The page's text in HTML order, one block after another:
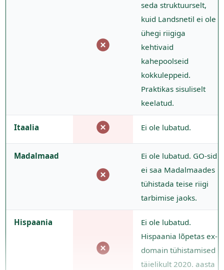
seda struktuurselt,
kuid Landsnetil ei ole
ühegi riigiga
kehtivaid
kahepoolseid
kokkuleppeid.
Praktikas sisuliselt
keelatud.
Itaalia Ei ole lubatud.
Madalmaad
Ei ole lubatud. GO-sid
ei saa Madalmaades
tühistada teise riigi
tarbimise jaoks.
Hispaania
Ei ole lubatud.
Hispaania lõpetas ex-
domain tühistamised
täielikult 2020. aasta